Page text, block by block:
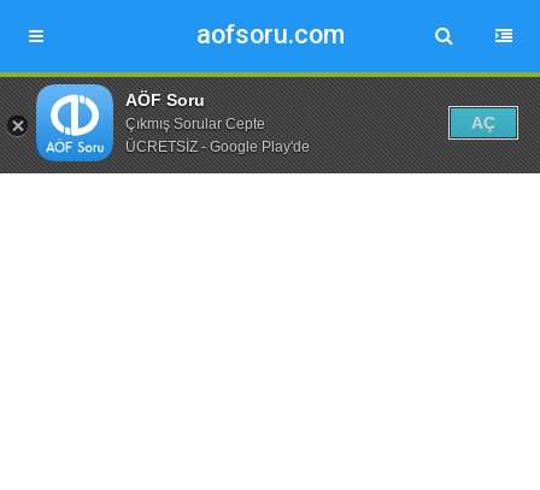
aofsoru.com
AÖF Soru
Çıkmış Sorular Cepte
ÜCRETSİZ - Google Play'de
AÇ